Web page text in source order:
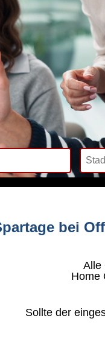
bei
Alle
Home
Sollte der